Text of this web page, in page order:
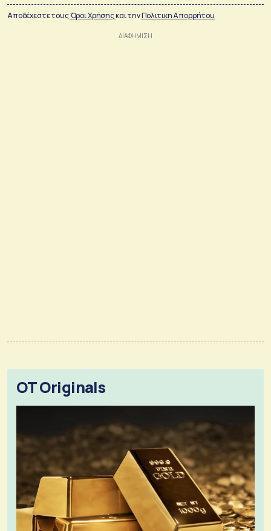
Αποδέχεστε τουςΌροι Χρήσηςκαι τηνΠολιτικη Απορρήτου
OT Originals